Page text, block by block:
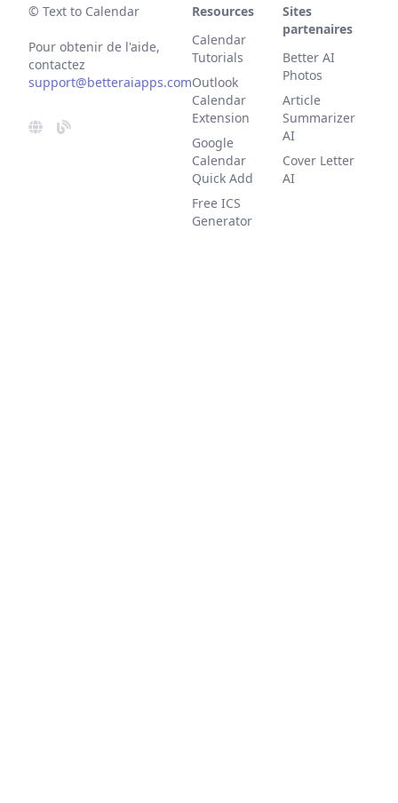
© Text to Calendar
Pour obtenir de l'aide,
contactez
support@betteraiapps.com
Resources
Calendar
Tutorials
Outlook
Calendar
Extension
Google
Calendar
Quick Add
Free ICS
Generator
Sites
partenaires
Better AI
Photos
Article
Summarizer
AI
Cover Letter
AI